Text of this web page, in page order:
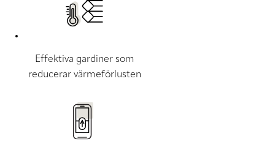
Effektiva gardiner som
reducerar värmeförlusten